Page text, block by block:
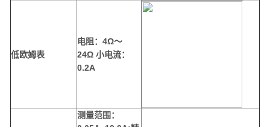
低欧姆表
电阻： 4Ω～
24Ω 小电流：
0.2A
测量范围：